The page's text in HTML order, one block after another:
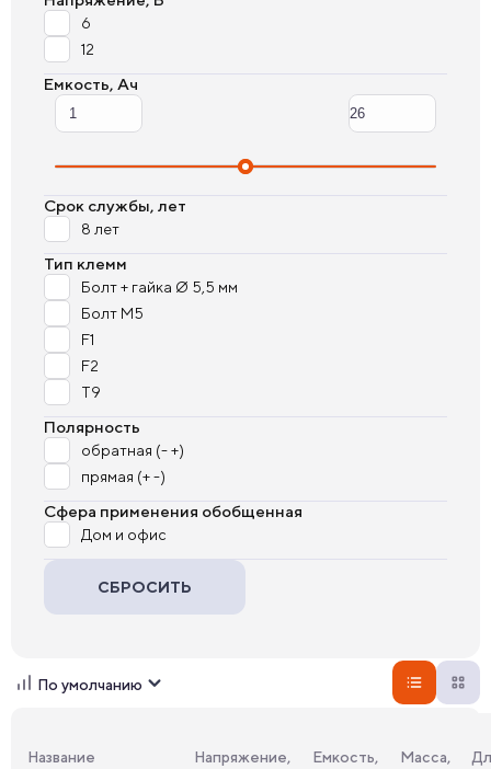
6
12
Емкость, Ач
Срок службы, лет
8 лет
Тип клемм
Болт + гайка Ø 5,5 мм
Болт М5
F1
F2
T9
Полярность
обратная (- +)
прямая (+ -)
Сфера применения обобщенная
Дом и офис
СБРОСИТЬ
По умолчанию
Название
Напряжение,
Емкость,
Масса,